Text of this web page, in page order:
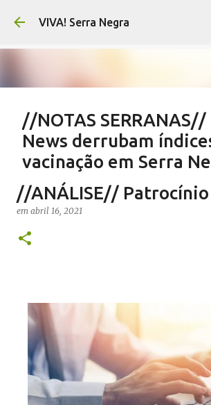
Pular para o conteúdo
VIVA! Serra Negra
//NOTAS SERRANAS//
News derrubam
vacinação em Serra
agosto 07, 2026 NOTAS
SAÚDE SERRA NEGRA
//ANÁLISE//
em abril 16, 2021